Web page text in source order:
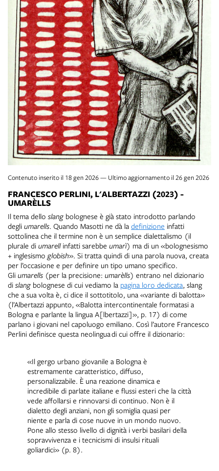
Contenuto inserito il 18 gen 2026 — Ultimo aggiornamento il 26 gen 2026
FRANCESCO PERLINI, L'ALBERTAZZI (2023) -
UMARÈLLS
Il tema dello slang bolognese è già stato introdotto parlando
degli umarells. Quando Masotti ne dà la definizione infatti
sottolinea che il termine non è un semplice dialettalismo (il
plurale di umarellinfatti sarebbe umarì) ma di un «bolognesismo
+ inglesismo globish». Si tratta quindi di una parola nuova, creata
per l’occasione e per definire un tipo umano specifico.
Gli umarells (per la precisione: umarèlls) entrano nel dizionario
di slang bolognese di cui vediamo la pagina loro dedicata, slang
che a sua volta è, ci dice il sottotitolo, una «variante di balotta»
(l’Albertazzi appunto, «Balotta intercontinentale formatasi a
Bologna e parlante la lingua A[lbertazzi]», p. 17) di come
parlano i giovani nel capoluogo emiliano. Così l’autore Francesco
Perlini definisce questa neolingua di cui offre il dizionario:
«Il gergo urbano giovanile a Bologna è
estremamente caratteristico, diffuso,
personalizzabile. È una reazione dinamica e
incredibile di parlate italiane e flussi esteri che la città
vede affollarsi e rinnovarsi di continuo. Non è il
dialetto degli anziani, non gli somiglia quasi per
niente e parla di cose nuove in un mondo nuovo.
Pone allo stesso livello di dignità i verbi basilari della
sopravvivenza e i tecnicismi di insulsi rituali
goliardici» (p. 8).